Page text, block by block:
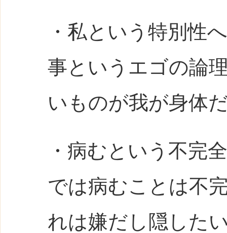
・私という特別性
事というエゴの論
いものが我が身体
・病むという不完
では病むことは不
れは嫌だし隠した